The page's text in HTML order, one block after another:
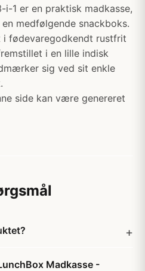
i-1 er en praktisk madkasse,
medfølgende snackboks.
i fødevaregodkendt rustfrit
i en lille indisk
sig ved sit enkle
side kan være genereret
Madkasse -